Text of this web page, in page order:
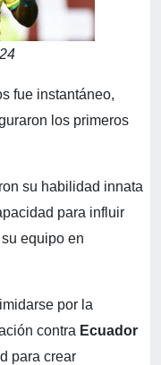
fue instantáneo,
los primeros
su habilidad innata
para influir
equipo en
por la
contra Ecuador
para crear